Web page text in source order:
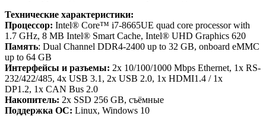
Технические характеристики:
Процессор: Intel® Core™ i7-8665UE quad core processor with
1.7 GHz, 8 MB Intel® Smart Cache, Intel® UHD Graphics 620
Память: Dual Channel DDR4-2400 up to 32 GB, onboard eMMC
up to 64 GB
Интерфейсы и разъемы: 2x 10/100/1000 Mbps Ethernet, 1x RS-
232/422/485, 4x USB 3.1, 2x USB 2.0, 1x HDMI1.4 / 1x
DP1.2, 1x CAN Bus 2.0
Накопитель: 2x SSD 256 GB, съёмные
Поддержка ОС: Linux, Windows 10